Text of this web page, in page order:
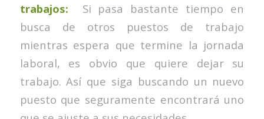
trabajos: Si pasa bastante tiempo en
busca de otros puestos de trabajo
mientras espera que termine la jornada
laboral, es obvio que quiere dejar su
trabajo. Así que siga buscando un nuevo
puesto que seguramente encontrará uno